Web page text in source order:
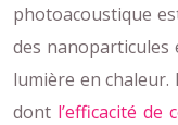
photoacoustique
des nanoparticules
lumière en chaleur.
dont l’efficacité